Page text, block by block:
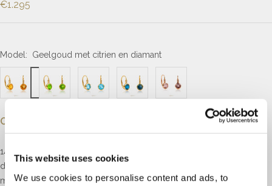
This website uses cookies
We use cookies to personalise content and ads, to
€1.295
Model: Geelgoud met citrien en diamant
Omschrijving
14kt geelgouden oorhangers elk gezet met drie briljant geslepen
diamanten met een totaalgewicht van 0.20ct, kleur H, zuiverheid SI
met daaronder een ronde geslepen citrien met een diameter van